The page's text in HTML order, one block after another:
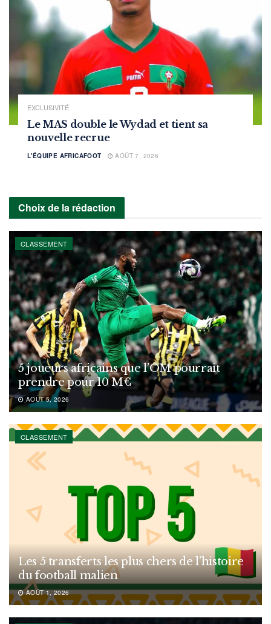
EXCLUSIVITÉ
Le MAS double le Wydad et tient sa
nouvelle recrue
L'ÉQUIPE AFRICAFOOT AOÛT 7, 2026
Choix de la rédaction
CLASSEMENT
5 joueurs africains que l’OM pourrait
prendre pour 10 M€
AOÛT 5, 2026
CLASSEMENT
Les 5 transferts les plus chers de l’histoire
du football malien
AOÛT 1, 2026